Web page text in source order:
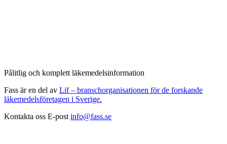
Pålitlig och komplett läkemedelsinformation
Fass är en del av Lif – branschorganisationen för de forskande
läkemedelsföretagen i Sverige.
Kontakta oss E-post info@fass.se